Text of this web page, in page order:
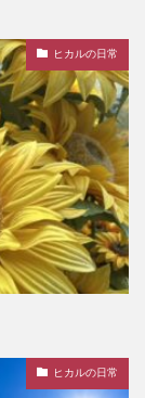
ヒカルの日常
ヒカルの日常